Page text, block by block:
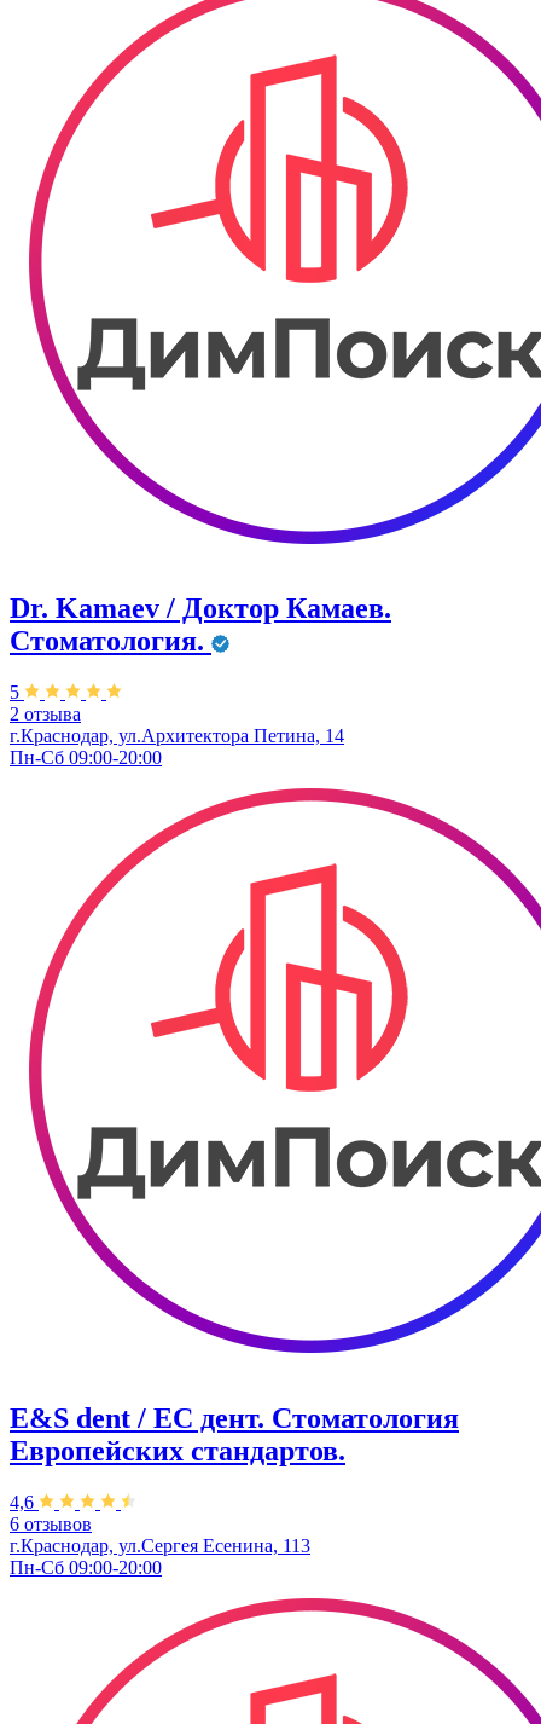
Dr. Kamaev / Доктор Камаев.
Стоматология.
5
2 отзыва
г.Краснодар, ул.Архитектора Петина, 14
Пн-Сб 09:00-20:00
E&S dent / ЕС дент. Стоматология
Европейских стандартов.
4,6
6 отзывов
г.Краснодар, ул.Сергея Есенина, 113
Пн-Сб 09:00-20:00